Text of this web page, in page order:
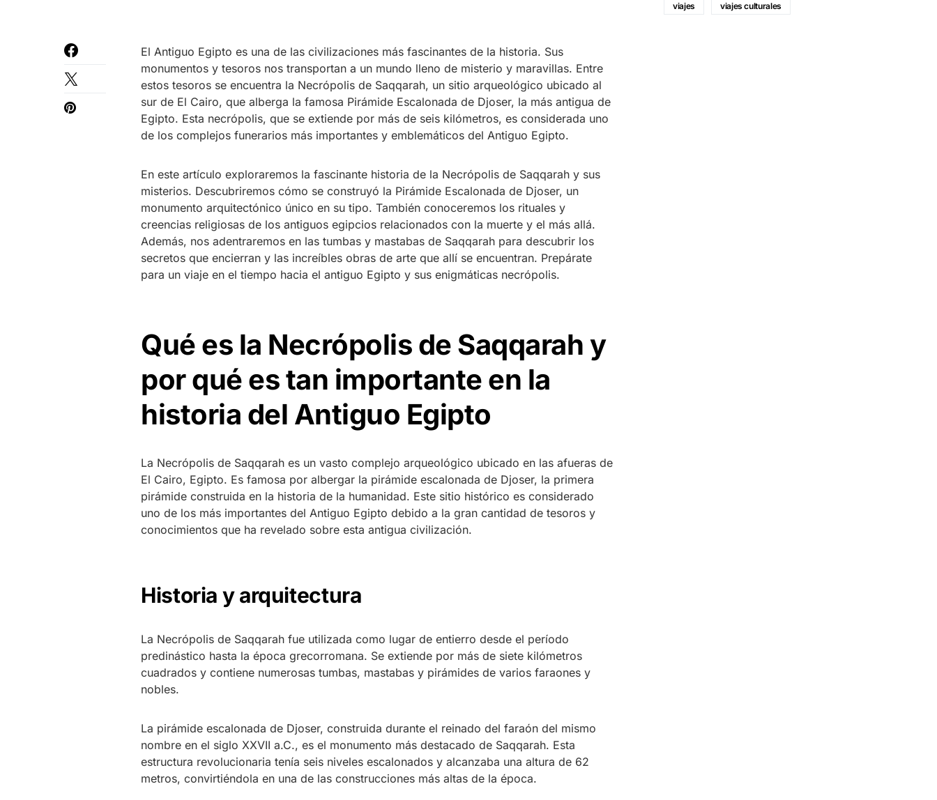
El Antiguo Egipto es una de las civilizaciones más fascinantes de la historia. Sus
monumentos y tesoros nos transportan a un mundo lleno de misterio y maravillas. Entre
estos tesoros se encuentra la Necrópolis de Saqqarah, un sitio arqueológico ubicado al
sur de El Cairo, que alberga la famosa Pirámide Escalonada de Djoser, la más antigua de
Egipto. Esta necrópolis, que se extiende por más de seis kilómetros, es considerada uno
de los complejos funerarios más importantes y emblemáticos del Antiguo Egipto.
En este artículo exploraremos la fascinante historia de la Necrópolis de Saqqarah y sus
misterios. Descubriremos cómo se construyó la Pirámide Escalonada de Djoser, un
monumento arquitectónico único en su tipo. También conoceremos los rituales y
creencias religiosas de los antiguos egipcios relacionados con la muerte y el más allá.
Además, nos adentraremos en las tumbas y mastabas de Saqqarah para descubrir los
secretos que encierran y las increíbles obras de arte que allí se encuentran. Prepárate
para un viaje en el tiempo hacia el antiguo Egipto y sus enigmáticas necrópolis.
Qué es la Necrópolis de Saqqarah y
por qué es tan importante en la
historia del Antiguo Egipto
La Necrópolis de Saqqarah es un vasto complejo arqueológico ubicado en las afueras de
El Cairo, Egipto. Es famosa por albergar la pirámide escalonada de Djoser, la primera
pirámide construida en la historia de la humanidad. Este sitio histórico es considerado
uno de los más importantes del Antiguo Egipto debido a la gran cantidad de tesoros y
conocimientos que ha revelado sobre esta antigua civilización.
Historia y arquitectura
La Necrópolis de Saqqarah fue utilizada como lugar de entierro desde el período
predinástico hasta la época grecorromana. Se extiende por más de siete kilómetros
cuadrados y contiene numerosas tumbas, mastabas y pirámides de varios faraones y
nobles.
La pirámide escalonada de Djoser, construida durante el reinado del faraón del mismo
nombre en el siglo XXVII a.C., es el monumento más destacado de Saqqarah. Esta
estructura revolucionaria tenía seis niveles escalonados y alcanzaba una altura de 62
metros, convirtiéndola en una de las construcciones más altas de la época.
viajes viajes culturales